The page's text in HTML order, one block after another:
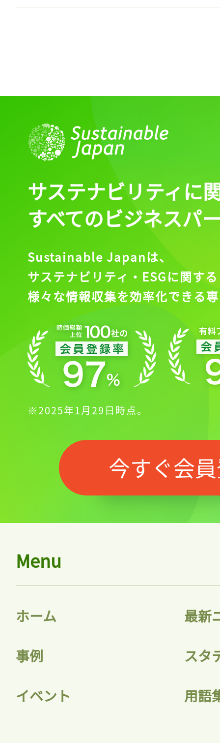
ログイン
会員登録
サステナビリティに
すべてのビジネスパ
Sustainable Japanは、
サステナビリティ・ESGに関する
様々な情報収集を効率化できる
※2025年1月29日時点。
今すぐ会
Menu
ホーム 最新
事例 スタ
イベント 用語